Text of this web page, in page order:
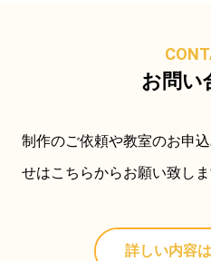
お問い
制作のご依頼や教室のお申
せはこちらからお願い致しま
詳しい内容